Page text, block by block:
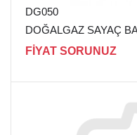
DG050
DOĞALGAZ SAYAÇ
FİYAT SORUNUZ